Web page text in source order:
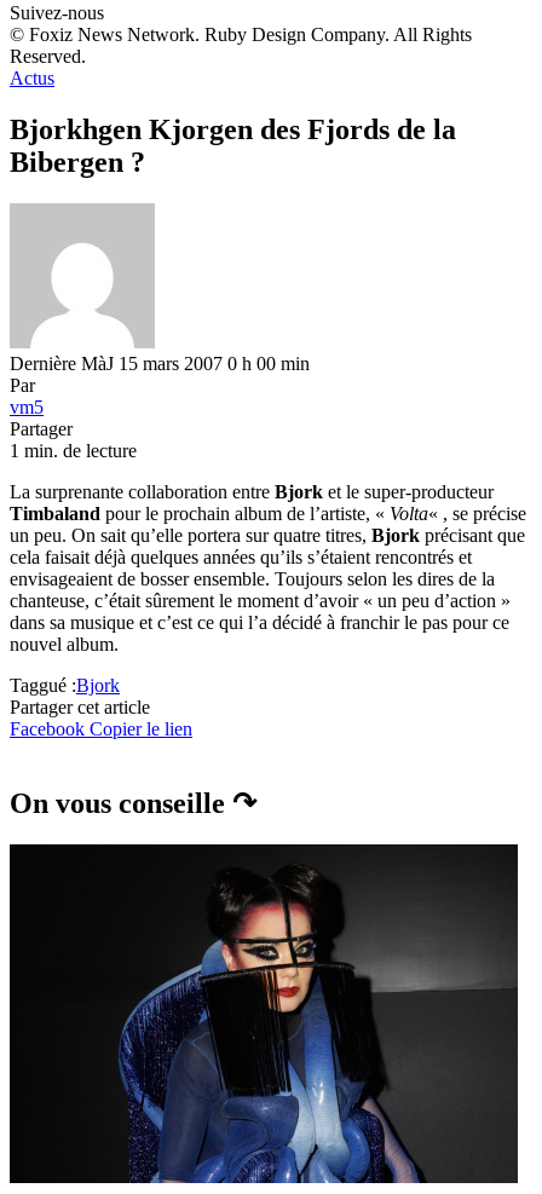
Suivez-nous
© Foxiz News Network. Ruby Design Company. All Rights
Reserved.
Actus
Bjorkhgen Kjorgen des Fjords de la
Bibergen ?
Dernière MàJ 15 mars 2007 0 h 00 min
Par
vm5
Partager
1 min. de lecture
La surprenante collaboration entre Bjork et le super-producteur
Timbaland pour le prochain album de l’artiste, « Volta« , se précise
un peu. On sait qu’elle portera sur quatre titres, Bjork précisant que
cela faisait déjà quelques années qu’ils s’étaient rencontrés et
envisageaient de bosser ensemble. Toujours selon les dires de la
chanteuse, c’était sûrement le moment d’avoir « un peu d’action »
dans sa musique et c’est ce qui l’a décidé à franchir le pas pour ce
nouvel album.
Taggué :Bjork
Partager cet article
Facebook Copier le lien
On vous conseille ↷